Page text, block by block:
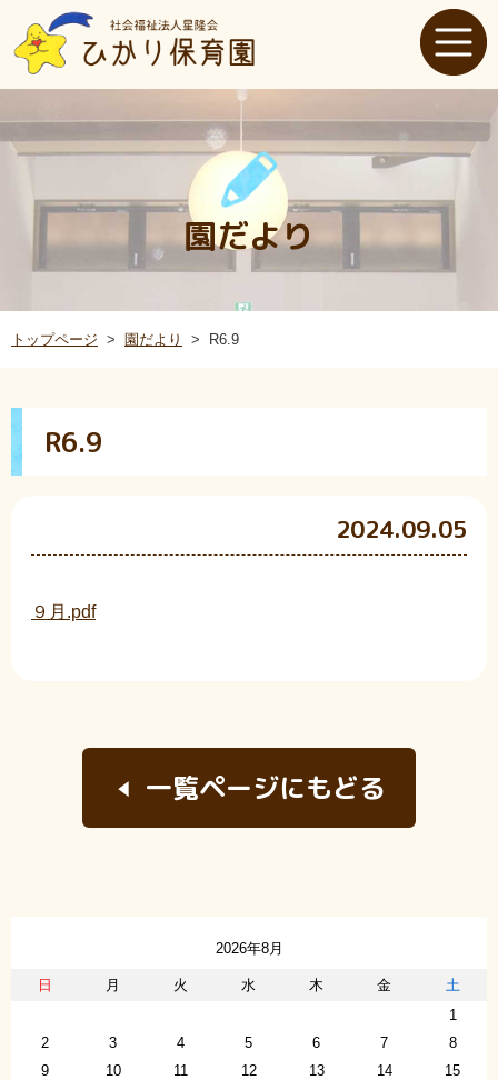
園だより
トップページ 園だより R6.9
R6.9
2024.09.05
９月.pdf
一覧ページにもどる
2026年8月
日 月 火 水 木 金
土
1
2
3 4 5 6 7
8
9
10 11 12 13 14
15